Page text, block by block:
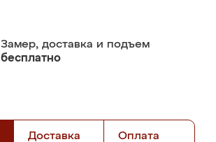
Замер, доставка и подъем
бесплатно
Доставка Оплата